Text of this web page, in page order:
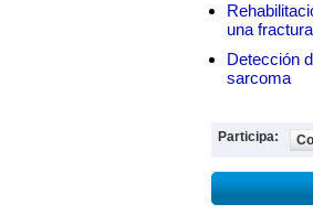
una
Detección
sarcoma
Participa: